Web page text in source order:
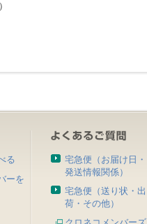
る
ーを
宅急便（お届け日・
発送情報関係）
宅急便（送り状・出
荷・その他）